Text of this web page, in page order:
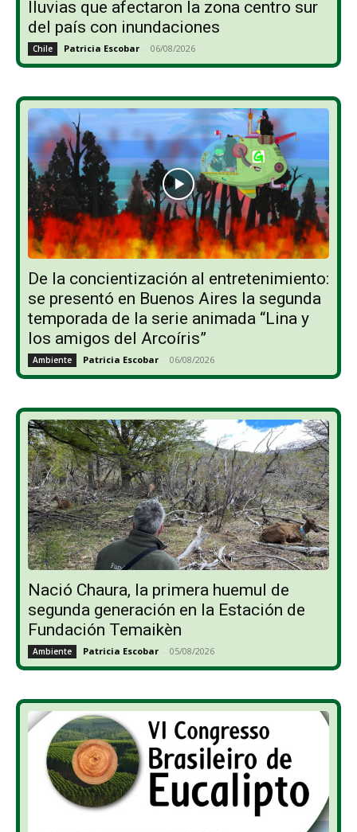
lluvias que afectaron la zona centro sur
del país con inundaciones
Chile Patricia Escobar - 06/08/2026
De la concientización al entretenimiento:
se presentó en Buenos Aires la segunda
temporada de la serie animada “Lina y
los amigos del Arcoíris”
Ambiente Patricia Escobar - 06/08/2026
Nació Chaura, la primera huemul de
segunda generación en la Estación de
Fundación Temaikèn
Ambiente Patricia Escobar - 05/08/2026